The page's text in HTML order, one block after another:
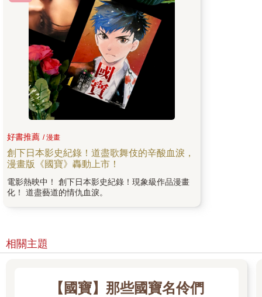
好書推薦 / 漫畫
創下日本影史紀錄！道盡歌舞伎的辛酸血淚，
漫畫版《國寶》轟動上市！
電影熱映中！ 創下日本影史紀錄！現象級作品漫畫
化！ 道盡藝道的情仇血淚。
相關主題
【國寶】那些國寶名伶們